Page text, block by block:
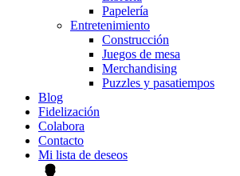
Papelería
Entretenimiento
Construcción
Juegos de mesa
Merchandising
Puzzles y pasatiempos
Blog
Fidelización
Colabora
Contacto
Mi lista de deseos